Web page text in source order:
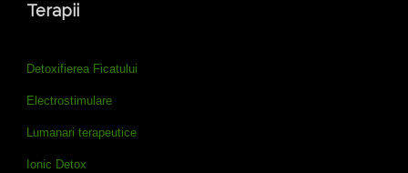
Terapii
Detoxifierea Ficatului
Electrostimulare
Lumanari terapeutice
Ionic Detox